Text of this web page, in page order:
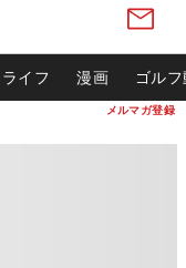
メルマガ登録
ライフ 漫画 ゴル